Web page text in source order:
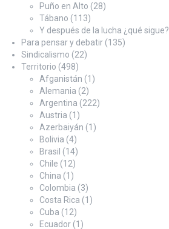
Puño en Alto (28)
Tábano (113)
Y después de la lucha ¿qué sigue?
Para pensar y debatir (135)
Sindicalismo (22)
Territorio (498)
Afganistán (1)
Alemania (2)
Argentina (222)
Austria (1)
Azerbaiyán (1)
Bolivia (4)
Brasil (14)
Chile (12)
China (1)
Colombia (3)
Costa Rica (1)
Cuba (12)
Ecuador (1)